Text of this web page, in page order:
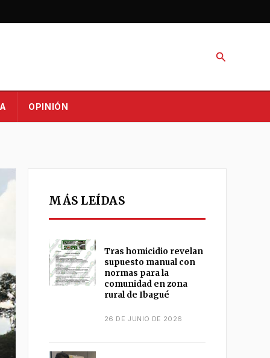
Buscar
OPINIÓN
MÁS LEÍDAS
Tras homicidio revelan
supuesto manual con
normas para la
comunidad en zona
rural de Ibagué
26 DE JUNIO DE 2026